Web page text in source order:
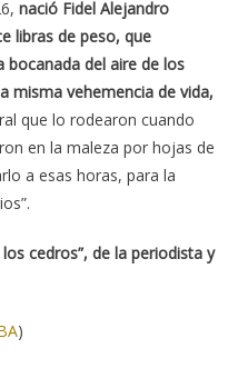
nació Fidel Alejandro
libras de peso, que
bocanada del aire de los
misma vehemencia de vida,
que lo rodearon cuando
en la maleza por hojas de
a esas horas, para la
cedros”, de la periodista y
)